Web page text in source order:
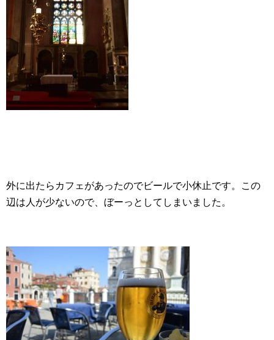
外に出たらカフェがあったのでビールで小休止です。この
辺は人が少ないので、ぼーっとしてしまいました。